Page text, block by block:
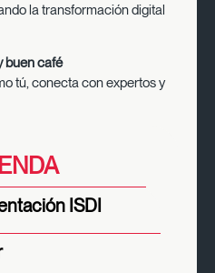
la transformación digital
buen café
tú, conecta con expertos y
ISDI